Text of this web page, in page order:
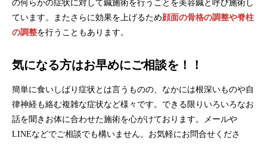
の何らかの症状に対して鍼施術を行うことを美容鍼と呼び施術し
ています。またさらに効果を上げるため顔面の骨格の調整や脊柱
の調整を行うこともあります。
気になる方はお早めにご相談を！！
簡単に食いしばり症状とは言うものの、なかには根深いものや自
律神経も絡む複雑な症状など様々です。できる限りいろいろなお
話を聞きお体に合わせた施術を心がけております。メールや
LINEなどでご相談でも構いません。お気軽にお問合せくださ